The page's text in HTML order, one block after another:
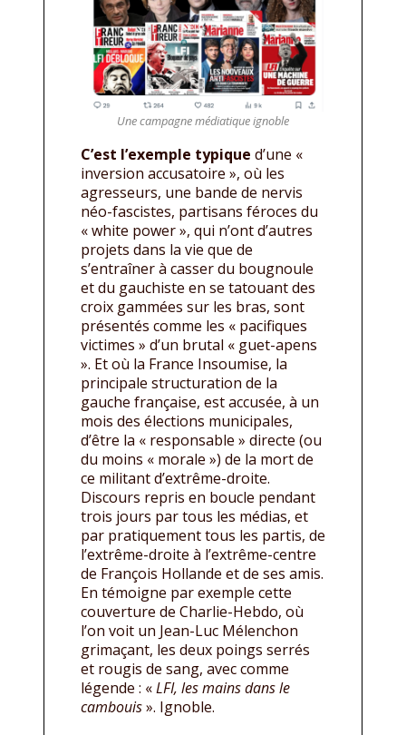
Une campagne médiatique ignoble
C’est l’exemple typique d’une «
inversion accusatoire », où les
agresseurs, une bande de nervis
néo-fascistes, partisans féroces du
« white power », qui n’ont d’autres
projets dans la vie que de
s’entraîner à casser du bougnoule
et du gauchiste en se tatouant des
croix gammées sur les bras, sont
présentés comme les « pacifiques
victimes » d’un brutal « guet-apens
». Et où la France Insoumise, la
principale structuration de la
gauche française, est accusée, à un
mois des élections municipales,
d’être la « responsable » directe (ou
du moins « morale ») de la mort de
ce militant d’extrême-droite.
Discours repris en boucle pendant
trois jours par tous les médias, et
par pratiquement tous les partis, de
l’extrême-droite à l’extrême-centre
de François Hollande et de ses amis.
En témoigne par exemple cette
couverture de Charlie-Hebdo, où
l’on voit un Jean-Luc Mélenchon
grimaçant, les deux poings serrés
et rougis de sang, avec comme
légende : «LFI, les mains dans le
cambouis». Ignoble.